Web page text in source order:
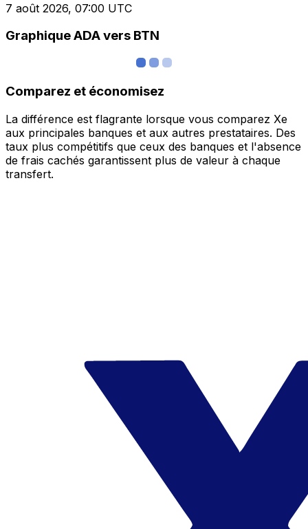
7 août 2026, 07:00 UTC
Graphique ADA vers BTN
Comparez et économisez
La différence est flagrante lorsque vous comparez Xe
aux principales banques et aux autres prestataires. Des
taux plus compétitifs que ceux des banques et l'absence
de frais cachés garantissent plus de valeur à chaque
transfert.